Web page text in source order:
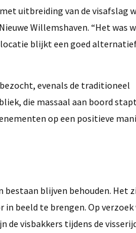
uitbreiding van de visafslag
Willemshaven. “Het was
locatie blijkt een goed
evenals de traditioneel
die massaal aan boord
op een positieve
bestaan blijven behouden. Het
beeld te brengen. Op verzoek
de visbakkers tijdens de